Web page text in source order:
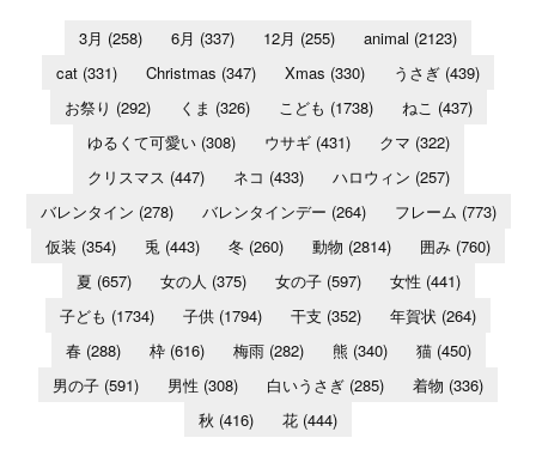
3月 (258) 6月 (337) 12月 (255) animal (2123)
cat (331) Christmas (347) Xmas (330) うさぎ (439)
お祭り (292) くま (326) こども (1738) ねこ (437)
ゆるくて可愛い(308) ウサギ(431) クマ (322)
クリスマス (447) ネコ (433) ハロウィン (257)
バレンタイン (278) バレンタインデー (264) フレーム (773)
仮装 (354) 兎 (443) 冬 (260) 動物 (2814) 囲み (760)
夏 (657) 女の人 (375) 女の子(597) 女性 (441)
子ども (1734) 子供 (1794) 干支 (352) 年賀状 (264)
春(288) 枠(616) 梅雨(282) 熊 (340) 猫(450)
男の子 (591) 男性 (308) 白いうさぎ (285) 着物 (336)
秋 (416) 花 (444)